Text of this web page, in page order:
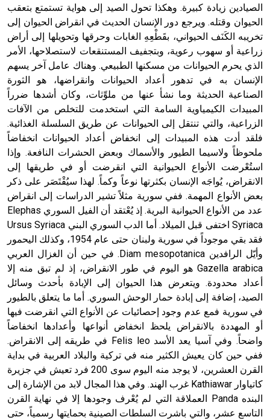
الصيادين زيادة كبيرة. وهكذا تحول الصيد إلى هواية تستمتع بتعقب
الحيوان وقتله. ويرجع دور الإنسان الحديث في انقراض الحيوان إلى
تخريبه الكَنَف الحيواني، بقَطْعِهِ الغابات وحرقها وتحويلها إلى أراض
زراعية أو سهوب رعوية، وبتجفيف المستنقعات لاستصلاحها، الأمر
الذي يحرم الحيوانات من مسكنها الطبيعي. وهناك عامل آخر يسهم
الإنسان به في تدهور أعداد الحيوانات وانقراضها، هو الثورة
الصناعية الحديثة وما نشأ عنها من ملوِّثات، وكان أشدها ضرراً
المبيدات الكيمياوية السامة التي استخدمت للتخلص من الآفات
الزراعية، والتي تنتقل إلى الحيوانات عن طريق السلسلة الغذائية.
فلقد أدت هذه المبيدات إلى انخفاض أعداد الحيوانات انخفاضاً
ملحوظاً ولاسيما الطيور والأسماك وبعض الحشرات النافعة. وإذا
استُعْرضت الأنواع الحيوانية التي انقرضت أو في طريقها إلى
الانقراض، يُواجَه الإنسان بكثرتها نوعاً وكماً. لهذا سيُقْتَصَر على ذكر
بعض الأنواع المهمة. ففي سورية مثلاً تشير الدراسات إلى انقراض
عدد من الأنواع الحيوانية البرية. إذ يُعْتقد أن الفيل السوري Elephas
Syriaca اختفى قبل الميلاد. أما الدب السوري البني Ursus Syriaca
فقد بقي موجوداً في سورية ولبنان حتى عام 1954، وكذلك اليحمور
وأيّل الرافدين Diam mesopotanica. في حين أن الغزال العربي
Gazella arabica هو اليوم في طور الانقراض، إذ لم تبق منه إلا
أعداد محدودة. ويتعرض هذا الحيوان إلى الإبادة بأحدث وسائل
الصيد، إضافة إلى إبادة حمار الوحش السوري. أما ما يتعلق بالطيور
في سورية فمع عدم وجود إحصائيات عن الأنواع التي انقرضت فيها
أو المهددة بالانقراض يلحظ انخفاض أنواعها وأعدادها انخفاضاً
واضحاً. وفي آسيا يعد الأسد Felis leo في طريقه إلى الانقراض.
ففي حين كان يعيش الكثير منه في تركية والبلاد العربية في بداية
القرن العشرين، لا يوجد منه اليوم سوى 200 فرد تعيش في جزيرة
كاتياوار Kathiawar غرب الهند. وفي هذا المجال لابد من الإشارة إلى
البنده Panda العملاقة التي لم يُعْرف وجودها إلا في نهاية القرن
التاسع عشر، والتي باشرت السلطات الصينية بحمايتها رسمياً، حتى